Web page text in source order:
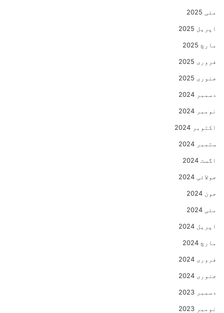
مئی 2025
اپریل 2025
مارچ 2025
فروری 2025
جنوری 2025
دسمبر 2024
نومبر 2024
اکتوبر 2024
ستمبر 2024
اگست 2024
جولائی 2024
جون 2024
مئی 2024
اپریل 2024
مارچ 2024
فروری 2024
جنوری 2024
دسمبر 2023
نومبر 2023